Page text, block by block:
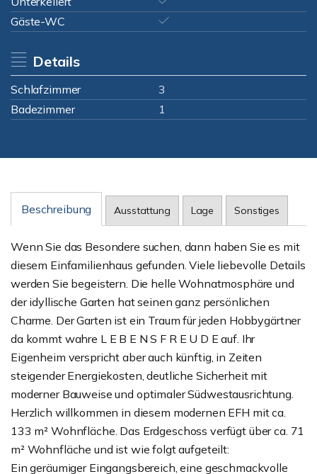
Gäste-WC
Details
Schlafzimmer
3
Badezimmer
1
Beschreibung Ausstattung Lage Sonstiges
Wenn Sie das Besondere suchen, dann haben Sie es mit
diesem Einfamilienhaus gefunden. Viele liebevolle Details
werden Sie begeistern. Die helle Wohnatmosphäre und
der idyllische Garten hat seinen ganz persönlichen
Charme. Der Garten ist ein Traum für jeden Hobbygärtner
da kommt wahre L E B E N S F R E U D E auf. Ihr
Eigenheim verspricht aber auch künftig, in Zeiten
steigender Energiekosten, deutliche Sicherheit mit
moderner Bauweise und optimaler Südwestausrichtung.
Herzlich willkommen in diesem modernen EFH mit ca.
133 m² Wohnfläche. Das Erdgeschoss verfügt über ca. 71
m² Wohnfläche und ist wie folgt aufgeteilt:
Ein geräumiger Eingangsbereich, eine geschmackvolle